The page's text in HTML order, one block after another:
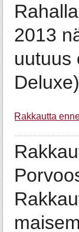
2013
uutuus
Rakkautta